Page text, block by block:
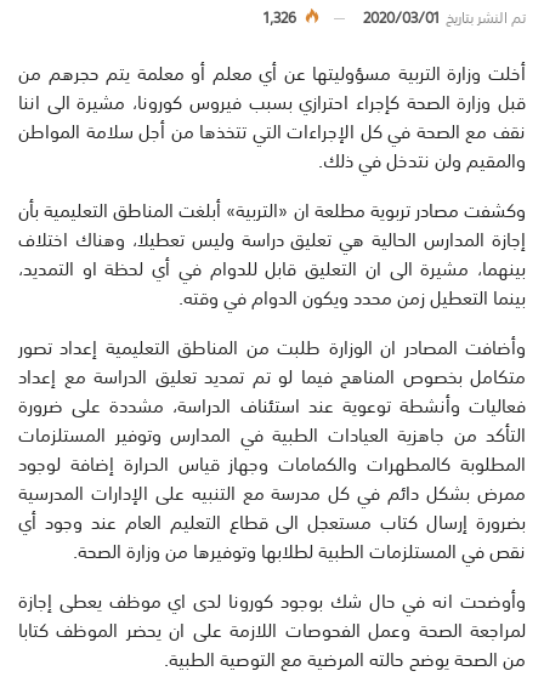
تم النشر بتاريخ 2020/03/01
1,326
أخلت وزارة التربية مسؤوليتها عن أي معلم أو معلمة يتم حجرهم من
قبل وزارة الصحة كإجراء احترازي بسبب فيروس كورونا، مشيرة الى اننا
نقف مع الصحة في كل الإجراءات التي تتخذها من أجل سلامة المواطن
والمقيم ولن نتدخل في ذلك.
وكشفت مصادر تربوية مطلعة ان «التربية» أبلغت المناطق التعليمية بأن
إجازة المدارس الحالية هي تعليق دراسة وليس تعطيلا، وهناك اختلاف
بينهما، مشيرة الى ان التعليق قابل للدوام في أي لحظة او التمديد،
بينما التعطيل زمن محدد ويكون الدوام في وقته.
وأضافت المصادر ان الوزارة طلبت من المناطق التعليمية إعداد تصور
متكامل بخصوص المناهج فيما لو تم تمديد تعليق الدراسة مع إعداد
فعاليات وأنشطة توعوية عند استئناف الدراسة، مشددة على ضرورة
التأكد من جاهزية العيادات الطبية في المدارس وتوفير المستلزمات
المطلوبة كالمطهرات والكمامات وجهاز قياس الحرارة إضافة لوجود
ممرض بشكل دائم في كل مدرسة مع التنبيه على الإدارات المدرسية
بضرورة إرسال كتاب مستعجل الى قطاع التعليم العام عند وجود أي
نقص في المستلزمات الطبية لطلابها وتوفيرها من وزارة الصحة.
وأوضحت انه في حال شك بوجود كورونا لدى اي موظف يعطى إجازة
لمراجعة الصحة وعمل الفحوصات اللازمة على ان يحضر الموظف كتابا
من الصحة يوضح حالته المرضية مع التوصية الطبية.